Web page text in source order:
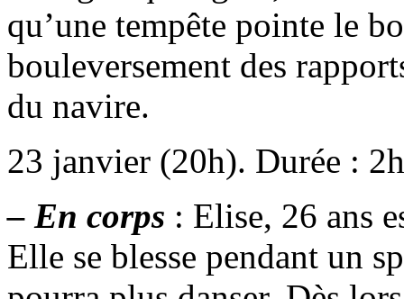
qu’une tempête pointe le
bouleversement des
du navire.
23 janvier (20h). Durée :
– En corps : Elise, 26 ans
Elle se blesse pendant un